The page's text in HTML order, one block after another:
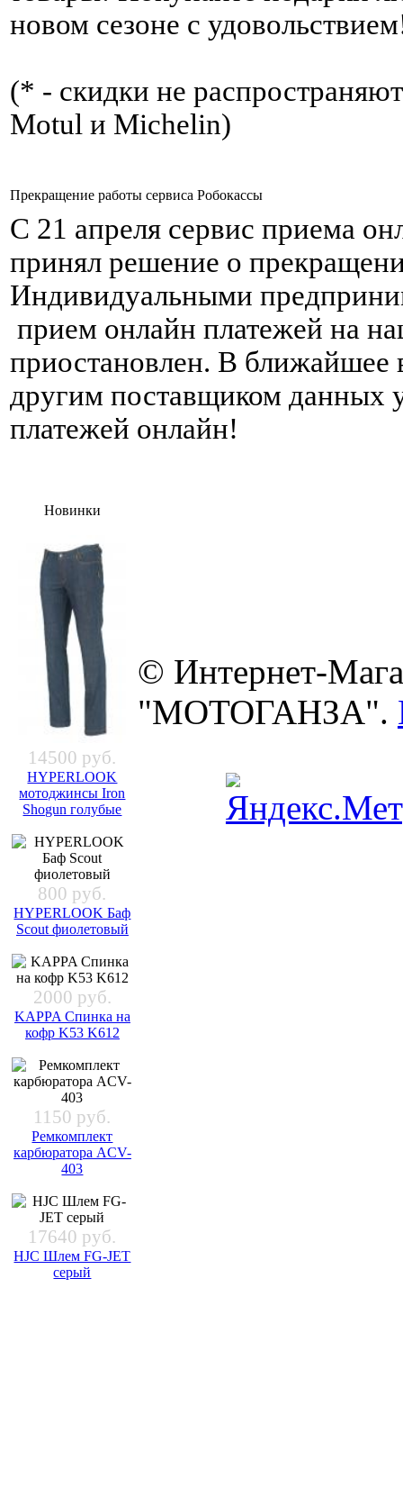
новом сезоне с
(* - скидки не
Motul и Michelin)
Прекращение работы сервиса Робокассы
С 21 апреля сервис приема
принял решение о
Индивидуальными
прием онлайн платежей на
приостановлен. В ближайшее
другим поставщиком данных
платежей онлайн!
Новинки
14500 руб.
HYPERLOOK
мотоджинсы Iron
Shogun голубые
800 руб.
HYPERLOOK Баф
Scout фиолетовый
2000 руб.
KAPPA Спинка на
кофр K53 K612
1150 руб.
Ремкомплект
карбюратора ACV-
403
17640 руб.
HJC Шлем FG-JET
серый
© Интернет-
"МОТОГАНЗА".